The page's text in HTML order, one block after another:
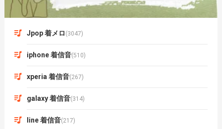
Jpop 着メロ (3047)
iphone 着信音(510)
xperia 着信音(267)
galaxy 着信音(314)
line 着信音(217)